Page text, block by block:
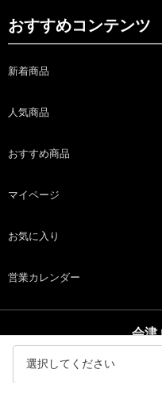
おすすめコンテンツ
新着商品
人気商品
おすすめ商品
マイページ
お気に入り
営業カレンダー
会津
copyright (c) 会津 山
ホーム